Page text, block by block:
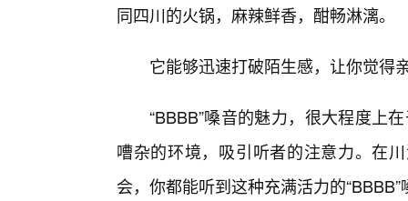
同四川的火锅，麻辣鲜香，酣畅淋漓。
它能够迅速打破陌生感，让你觉得
“BBBB”嗓音的魅力，很大程度上
嘈杂的环境，吸引听者的注意力。在
会，你都能听到这种充满活力的